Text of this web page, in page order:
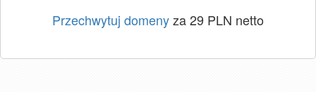
Przechwytuj domenyza 29 PLN netto